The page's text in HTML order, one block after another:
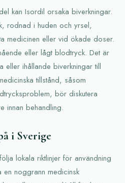
kan Isordil orsaka biverkningar.
rodnad i huden och yrsel,
medicinen eller vid ökade doser.
eller lågt blodtryck. Det är
eller ihållande biverkningar till
tillstånd, såsom
bör diskutera
innan behandling.
i Sverige
lokala riktlinjer för användning
en noggrann medicinsk